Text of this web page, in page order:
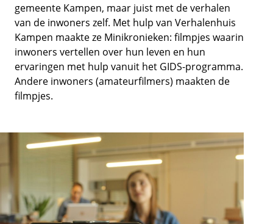
gemeente Kampen, maar juist met de verhalen
van de inwoners zelf. Met hulp van Verhalenhuis
Kampen maakte ze Minikronieken: filmpjes waarin
inwoners vertellen over hun leven en hun
ervaringen met hulp vanuit het GIDS-programma.
Andere inwoners (amateurfilmers) maakten de
filmpjes.